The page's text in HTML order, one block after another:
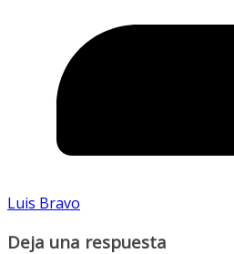
Luis Bravo
Deja una respuesta